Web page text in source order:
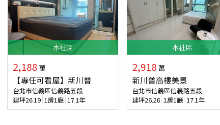
本社區
2,188 萬
【專任可看屋】新川普
台北市信義區信義路五段
建坪26.19 1房1廳 17.1年
本社區
2,918 萬
新川普高樓美景
台北市信義區信義路五段
建坪26.26 1房1廳 17.1年